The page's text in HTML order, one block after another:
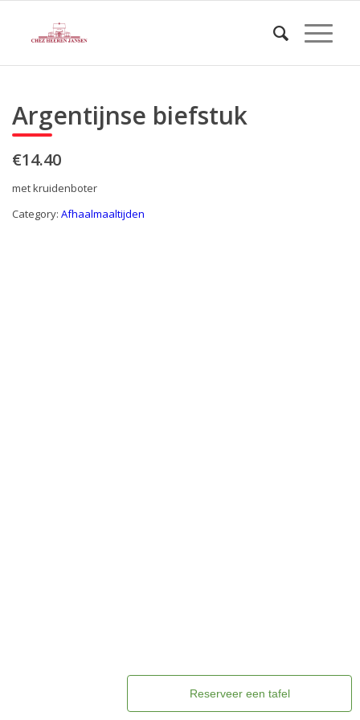
Argentijnse biefstuk
€14.40
met kruidenboter
Category: Afhaalmaaltijden
Reserveer een tafel